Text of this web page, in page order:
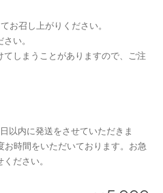
お召し上がりください。
い。
しまうことがありますので、ご注
以内に発送をさせていただきま
時間をいただいております。お急
ださい。